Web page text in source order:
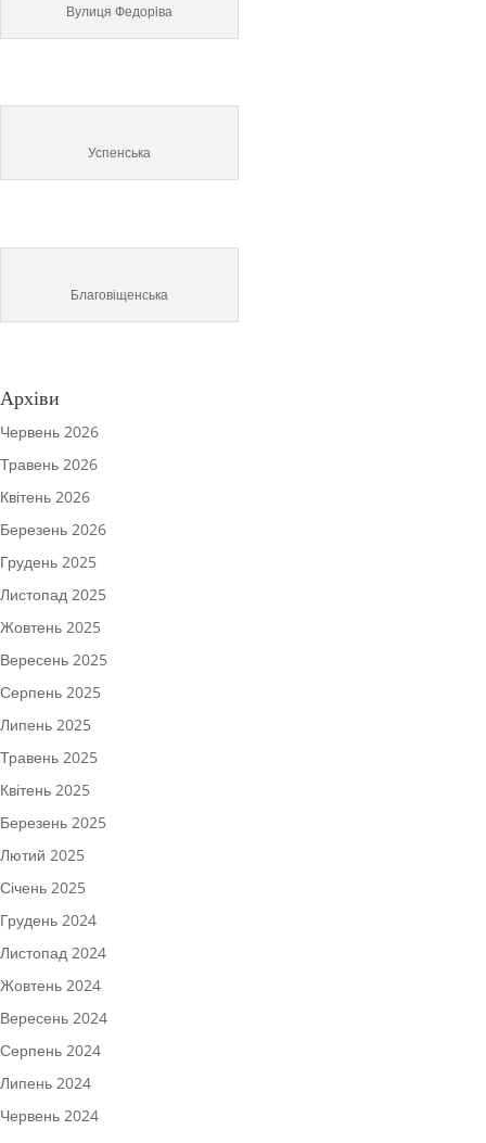
Вулиця Федоріва
Успенська
Благовіщенська
Архіви
Червень 2026
Травень 2026
Квітень 2026
Березень 2026
Грудень 2025
Листопад 2025
Жовтень 2025
Вересень 2025
Серпень 2025
Липень 2025
Травень 2025
Квітень 2025
Березень 2025
Лютий 2025
Січень 2025
Грудень 2024
Листопад 2024
Жовтень 2024
Вересень 2024
Серпень 2024
Липень 2024
Червень 2024